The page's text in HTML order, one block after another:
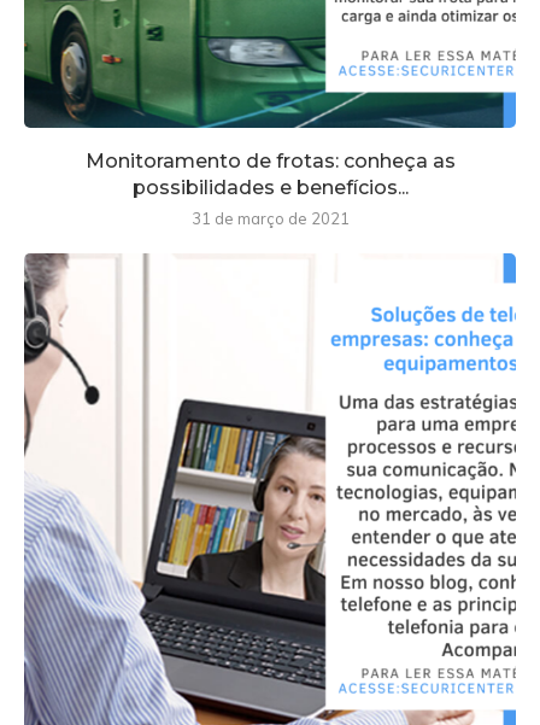
Monitoramento de frotas: conheça as
possibilidades e benefícios...
31 de março de 2021